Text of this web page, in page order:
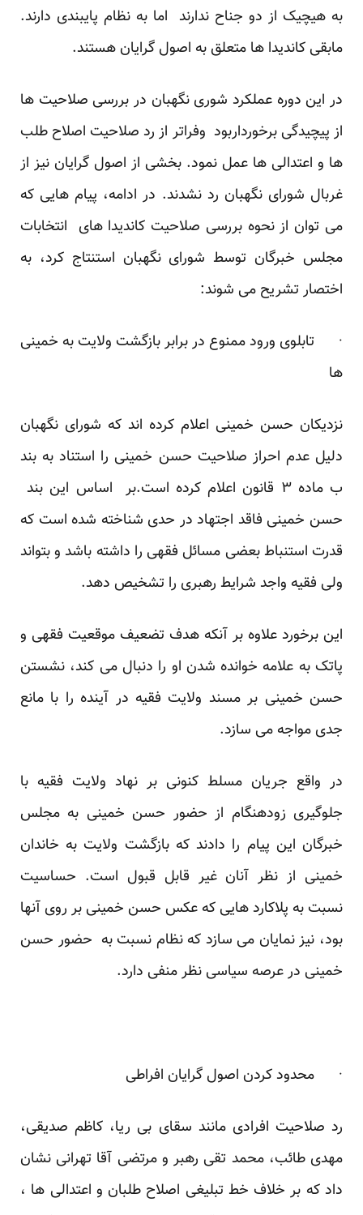
به هیچیک از دو جناح ندارند اما به نظام پایبندی دارند.
مابقی کاندیدا ها متعلق به اصول گرایان هستند.
در این دوره عملکرد شوری نگهبان در بررسی صلاحیت ها
از پیچیدگی برخورداربود وفراتر از رد صلاحیت اصلاح طلب
ها و اعتدالی ها عمل نمود. بخشی از اصول گرایان نیز از
غربال شورای نگهبان رد نشدند. در ادامه، پیام هایی که
می توان از نحوه بررسی صلاحیت کاندیدا های انتخابات
مجلس خبرگان توسط شورای نگهبان استنتاج کرد، به
اختصار تشریح می شوند:
· تابلوی ورود ممنوع در برابر بازگشت ولایت به خمینی
ها
نزدیکان حسن خمینی اعلام کرده اند که شورای نگهبان
دلیل عدم احراز صلاحیت حسن خمینی را استناد به بند
ب ماده ۳ قانون اعلام کرده است.بر اساس این بند
حسن خمینی فاقد اجتهاد در حدی شناخته شده است که
قدرت استنباط بعضی مسائل فقهی را داشته باشد و بتواند
ولی فقیه واجد شرایط رهبری را تشخیص دهد.
این برخورد علاوه بر آنکه هدف تضعیف موقعیت فقهی و
پاتک به علامه خوانده شدن او را دنبال می کند، نشستن
حسن خمینی بر مسند ولایت فقیه در آینده را با مانع
جدی مواجه می سازد.
در واقع جریان مسلط کنونی بر نهاد ولایت فقیه با
جلوگیری زودهنگام از حضور حسن خمینی به مجلس
خبرگان این پیام را دادند که بازگشت ولایت به خاندان
خمینی از نظر آنان غیر قابل قبول است. حساسیت
نسبت به پلاکارد هایی که عکس حسن خمینی بر روی آنها
بود، نیز نمایان می سازد که نظام نسبت به حضور حسن
خمینی در عرصه سیاسی نظر منفی دارد.
· محدود کردن اصول گرایان افراطی
رد صلاحیت افرادی مانند سقای بی ریا، کاظم صدیقی،
مهدی طائب، محمد تقی رهبر و مرتضی آقا تهرانی نشان
داد که بر خلاف خط تبلیغی اصلاح طلبان و اعتدالی ها ،